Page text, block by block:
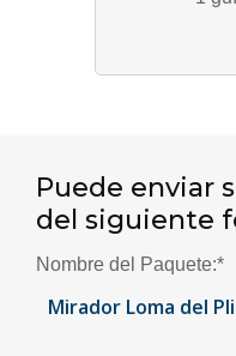
Puede enviar
del siguiente
Nombre del Paquete:*